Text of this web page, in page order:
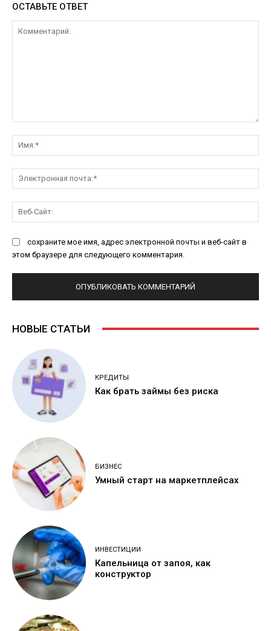
ОСТАВЬТЕ ОТВЕТ
сохраните мое имя, адрес электронной почты и веб-сайт в
этом браузере для следующего комментария.
НОВЫЕ СТАТЬИ
КРЕДИТЫ
Как брать займы без риска
БИЗНЕС
Умный старт на маркетплейсах
ИНВЕСТИЦИИ
Капельница от запоя, как
конструктор